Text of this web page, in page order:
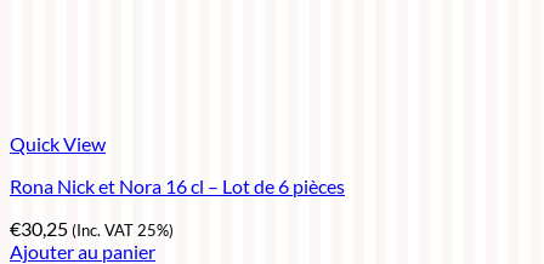
Quick View
Rona Nick et Nora 16 cl – Lot de 6 pièces
€30,25(Inc. VAT 25%)
Ajouter au panier